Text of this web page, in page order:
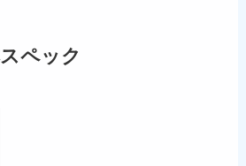
ペック